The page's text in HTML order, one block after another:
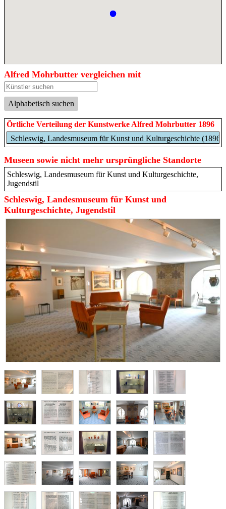
Alfred Mohrbutter vergleichen mit
Alphabetisch suchen
Örtliche Verteilung der Kunstwerke Alfred Mohrbutter 1896
Schleswig, Landesmuseum für Kunst und Kulturgeschichte (1896)
Museen sowie nicht mehr ursprüngliche Standorte
Schleswig, Landesmuseum für Kunst und Kulturgeschichte,
Jugendstil
Schleswig, Landesmuseum für Kunst und
Kulturgeschichte, Jugendstil